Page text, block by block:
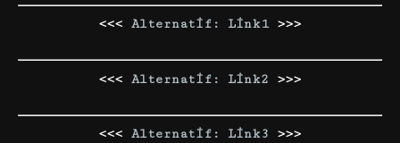
<<< Alternatif: Link1>>>
<<< Alternatif: Link2 >>>
<<< Alternatif: Link3 >>>